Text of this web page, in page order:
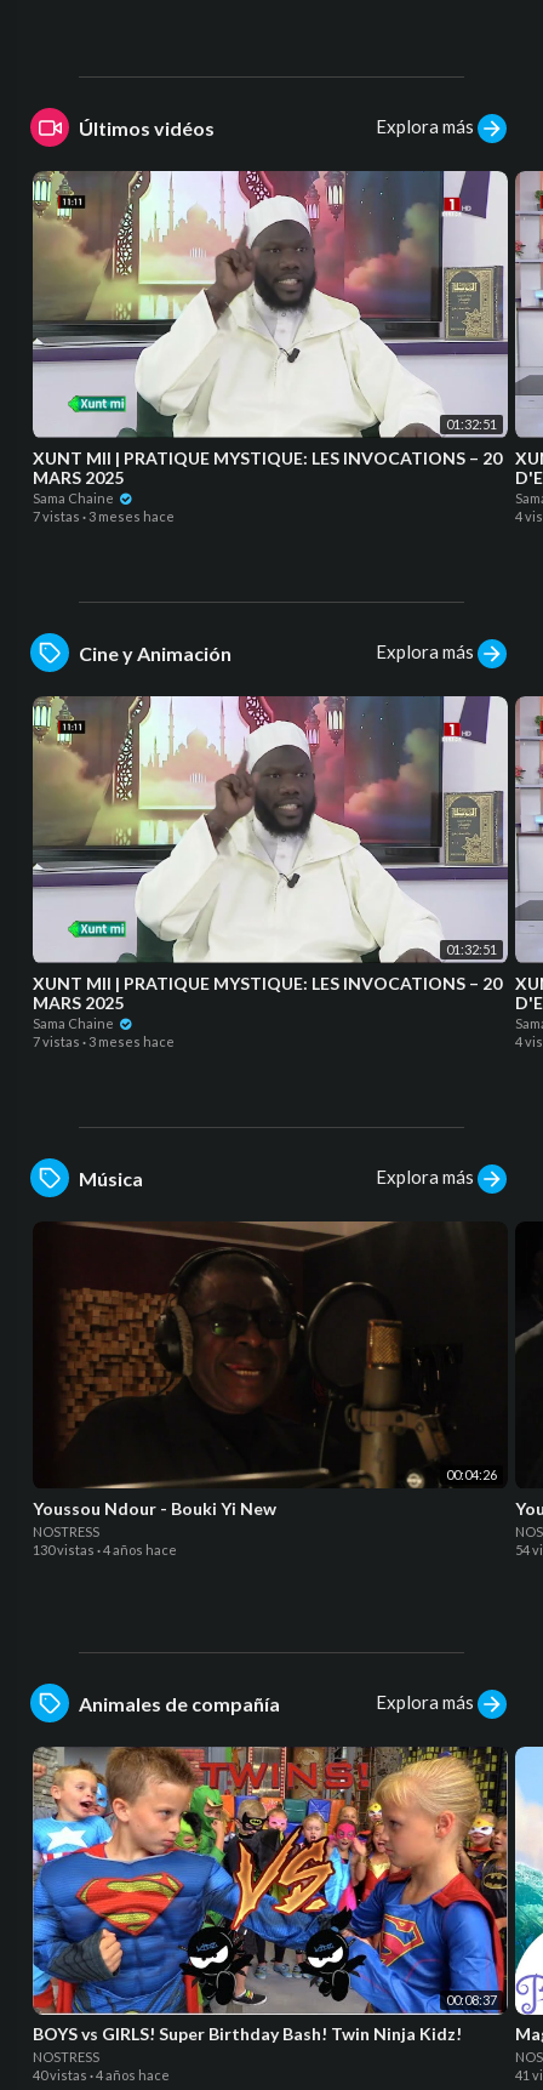
Últimos vidéos Explora más
01:32:51
XUNT MII | PRATIQUE MYSTIQUE: LES INVOCATIONS – 20
MARS 2025
Sama Chaine
7 vistas · 3 meses hace
XUNT MII |
4
Cine y Animación Explora más
01:32:51
XUNT MII | PRATIQUE MYSTIQUE: LES INVOCATIONS – 20
MARS 2025
Sama Chaine
7 vistas · 3 meses hace
XUNT MII |
4
Música Explora más
00:04:26
Youssou Ndour - Bouki Yi New
NOSTRESS
130 vistas ·4 años hace
54
Animales de compañía Explora más
00:08:37
BOYS vs GIRLS! Super Birthday Bash! Twin Ninja Kidz!
NOSTRESS
40 vistas ·4 años hace
41